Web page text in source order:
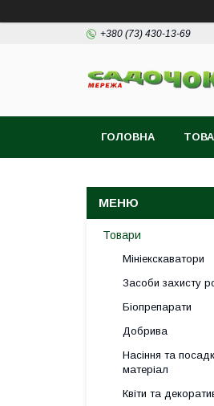
+380 (73) 430-13-69
ГОЛОВНА
Товари
Мініекскаватори
Засоби захисту
Біопрепарати
Добрива
Насіння та
матеріал
Квіти та